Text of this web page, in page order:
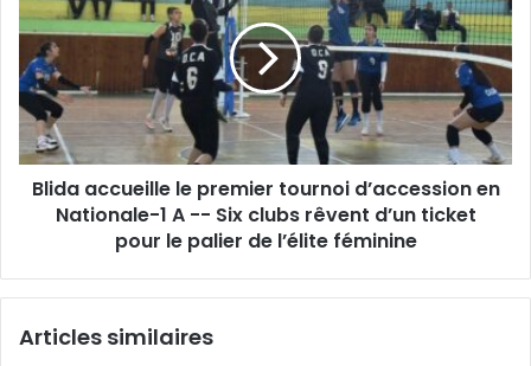
favori
face
à
l’Ittihad
Ouargla
le
premier
tournoi
d’accession
en
Nationale-
1
clubs
d’un
Blida accueille le premier tournoi d’accession en
Nationale-1 A -- Six clubs rêvent d’un ticket
pour le palier de l’élite féminine
Articles similaires